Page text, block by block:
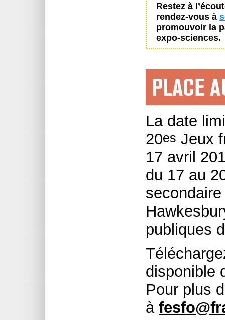
Restez à
rendez-vous à
promouvoir la
expo-sciences.
La date
20es Jeux
17 avril
du 17 au
publiques
disponible
Pour plus
à